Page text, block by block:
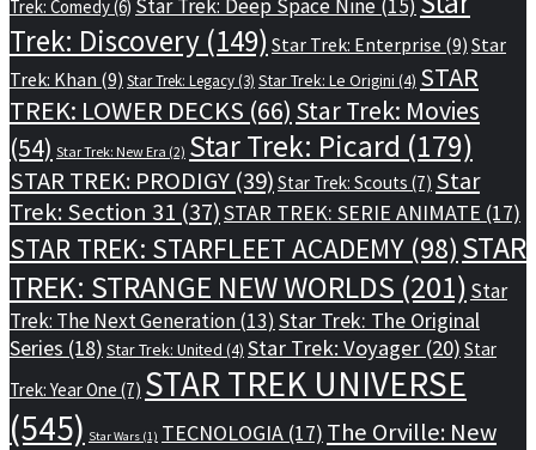
Trek: Comedy(6) Star Trek: Deep Space Nine (15)
Trek: Discovery (149) Star Trek: Enterprise (9) Star
Trek: Khan (9) Star Trek: Legacy(3) Star Trek: Le Origini (4) STAR
TREK: LOWER DECKS (66) Star Trek: Movies
(54) Star Trek: New Era (2) Star Trek: Picard (179)
STAR TREK: PRODIGY (39) Star Trek: Scouts (7) Star
Trek: Section 31 (37)STAR TREK: SERIE ANIMATE (17)
STAR TREK: STARFLEET ACADEMY (98) STAR
TREK: STRANGE NEW WORLDS (201) Star
Trek: The Next Generation(13) Star Trek: The Original
Series (18) Star Trek: United (4) Star Trek: Voyager (20) Star
Trek: Year One (7) STAR TREK UNIVERSE
(545) Star Wars (1) TECNOLOGIA (17) The Orville: New